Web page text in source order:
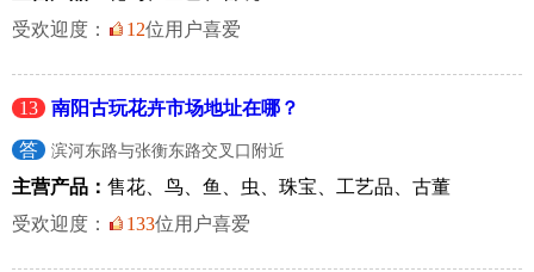
受欢迎度：
12位用户喜爱
13 南阳古玩花卉市场地址在哪？
答 滨河东路与张衡东路交叉口附近
主营产品： 售花、鸟、鱼、虫、珠宝、工艺品、古董
受欢迎度：
133位用户喜爱